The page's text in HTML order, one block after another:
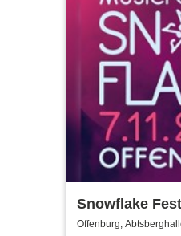
Snowflake
Offenburg,